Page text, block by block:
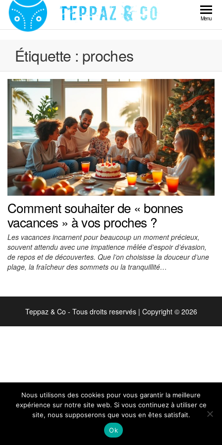
Skip
content
Teppaz
Menu
Étiquette : proches
Comment souhaiter de « bonnes
vacances » à vos proches ?
Les vacances incarnent pour beaucoup un moment précieux,
souvent attendu avec une impatience mêlée d’espoir d’évasion,
de repos et de découvertes. Que l’on choisisse la douceur d’une
plage, la fraîcheur des sommets ou la tranquillité…
Teppaz & Co - Tous droits reservés | Copyright © 2026
Nous utilisons des cookies pour vous garantir la meilleure
expérience sur notre site web. Si vous continuez à utiliser ce
site, nous supposerons que vous en êtes satisfait.
Ok